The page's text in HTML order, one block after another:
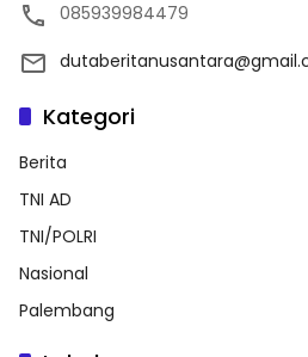
085939984479
Kategori
Berita
TNI AD
TNI/POLRI
Nasional
Palembang